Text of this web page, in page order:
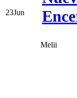
23Jun
Melii